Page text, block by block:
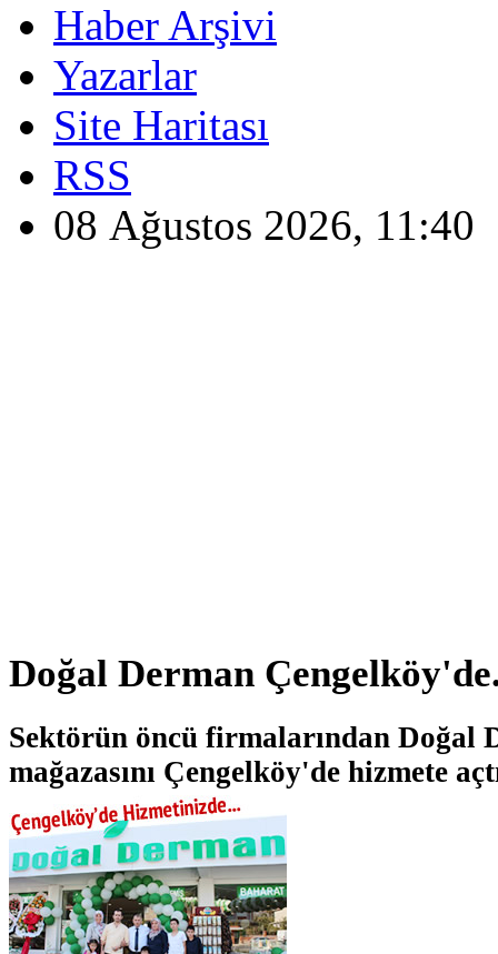
Haber Arşivi
Yazarlar
Site Haritası
RSS
08 Ağustos 2026, 11:40
Doğal Derman
Sektörün öncü firmalarından Doğal
mağazasını Çengelköy'de hizmete